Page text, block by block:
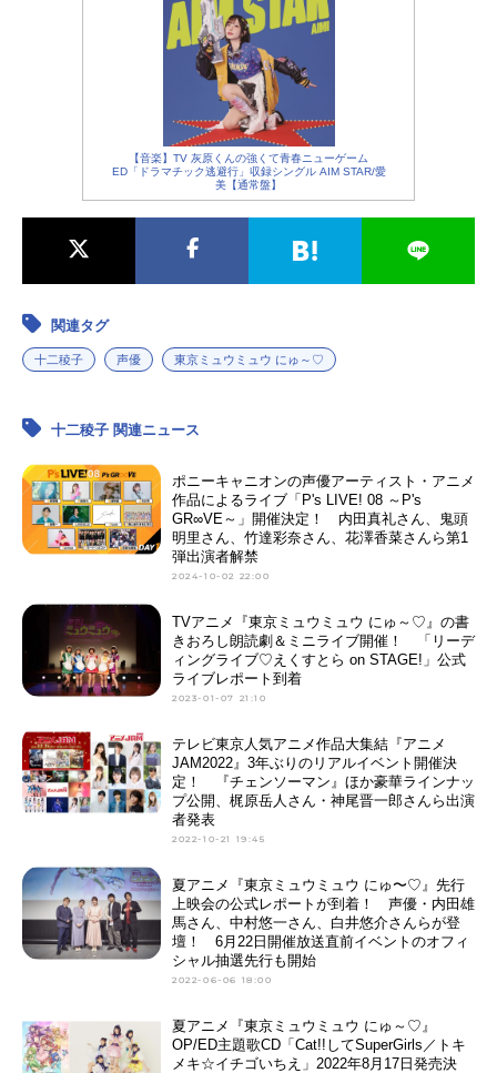
【音楽】TV 灰原くんの強くて青春ニューゲーム
ED「ドラマチック逃避行」収録シングル AIM STAR/愛
美【通常盤】
関連タグ
十二稜子 声優 東京ミュウミュウ にゅ～♡
十二稜子 関連ニュース
ポニーキャニオンの声優アーティスト・アニメ
作品によるライブ「P's LIVE! 08 ～P's
GR∞VE～」開催決定！ 内田真礼さん、鬼頭
明里さん、竹達彩奈さん、花澤香菜さんら第1
弾出演者解禁
2024-10-02 22:00
TVアニメ『東京ミュウミュウ にゅ～♡』の書
きおろし朗読劇＆ミニライブ開催！ 「リーデ
ィングライブ♡えくすとら on STAGE!」公式
ライブレポート到着
2023-01-07 21:10
テレビ東京人気アニメ作品大集結『アニメ
JAM2022』3年ぶりのリアルイベント開催決
定！ 『チェンソーマン』ほか豪華ラインナッ
プ公開、梶原岳人さん・神尾晋一郎さんら出演
者発表
2022-10-21 19:45
夏アニメ『東京ミュウミュウ にゅ〜♡』先行
上映会の公式レポートが到着！ 声優・内田雄
馬さん、中村悠一さん、白井悠介さんらが登
壇！ 6月22日開催放送直前イベントのオフィ
シャル抽選先行も開始
2022-06-06 18:00
夏アニメ『東京ミュウミュウ にゅ～♡』
OP/ED主題歌CD「Cat!!してSuperGirls／トキ
メキ☆イチゴいちえ」2022年8月17日発売決